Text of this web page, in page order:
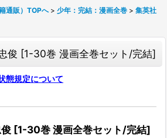
通販）TOPへ > 少年：完結：漫画全巻 > 集英社
俊 [1-30巻 漫画全巻セット/完結]
態規定について
[1-30巻 漫画全巻セット/完結]